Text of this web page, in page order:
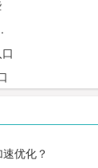
优化？